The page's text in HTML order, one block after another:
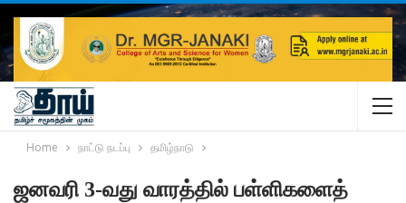
Home நாட்டு நடப்பு தமிழ்நாடு
ஜனவரி 3-வது வாரத்தில் பள்ளிகளைத்